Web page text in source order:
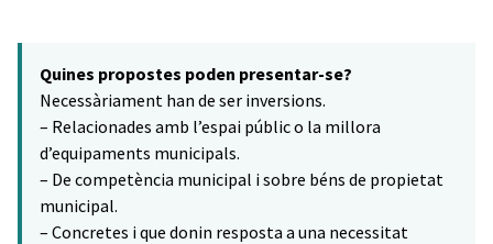
−
Quines propostes poden presentar-se?
Necessàriament han de ser inversions.
– Relacionades amb l’espai públic o la millora
d’equipaments municipals.
– De competència municipal i sobre béns de propietat
municipal.
– Concretes i que donin resposta a una necessitat